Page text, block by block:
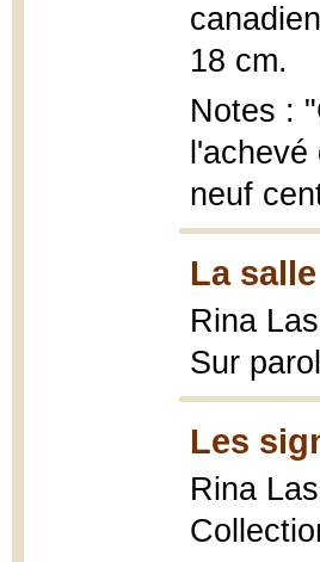
18 cm.
Notes :
neuf
La
Rina
Sur
Les
Rina